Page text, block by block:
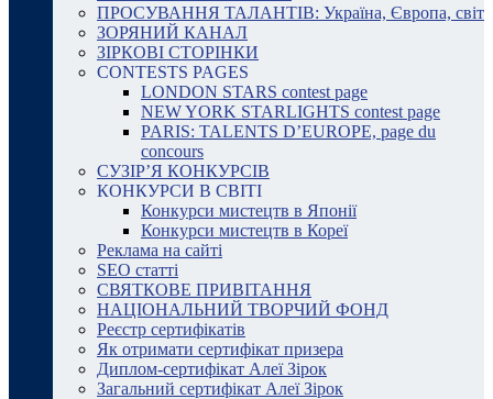
ПРОСУВАННЯ ТАЛАНТІВ: Україна, Європа, світ
ЗОРЯНИЙ КАНАЛ
ЗІРКОВІ СТОРІНКИ
CONTESTS PAGES
LONDON STARS contest page
NEW YORK STARLIGHTS contest page
PARIS: TALENTS D’EUROPE, page du
concours
СУЗІР’Я КОНКУРСІВ
КОНКУРСИ В СВІТІ
Конкурси мистецтв в Японії
Конкурси мистецтв в Кореї
Реклама на сайті
SEO статті
СВЯТКОВЕ ПРИВІТАННЯ
НАЦІОНАЛЬНИЙ ТВОРЧИЙ ФОНД
Реєстр сертифікатів
Як отримати сертифікат призера
Диплом-сертифікат Алеї Зірок
Загальний сертифікат Алеї Зірок